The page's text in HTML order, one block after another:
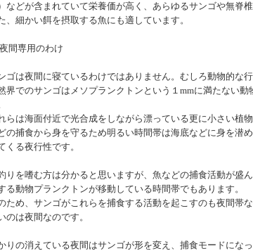
などが含まれていて栄養価が高く、あらゆるサンゴや無脊椎
、細かい餌を摂取する魚にも適しています。
間専用のわけ
ゴは夜間に寝ているわけではありません。むしろ動物的な
界でのサンゴはメソプランクトンという１mmに満たない
らは海面付近で光合成をしながら漂っている更に小さい植
の捕食から身を守るため明るい時間帯は海底などに身を潜
くる夜行性です。
りを嗜む方は分かると思いますが、魚などの捕食活動が盛
る動物プランクトンが移動している時間帯でもあります。
ため、サンゴがこれらを捕食する活動を起こすのも夜間帯
のは夜間なのです。
りの消えている夜間はサンゴが形を変え、捕食モードにな